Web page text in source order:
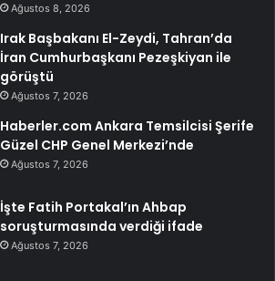
Ağustos 8, 2026
Irak Başbakanı El-Zeydi, Tahran’da
İran Cumhurbaşkanı Pezeşkiyan ile
görüştü
Ağustos 7, 2026
Haberler.com Ankara Temsilcisi Şerife
Güzel CHP Genel Merkezi’nde
Ağustos 7, 2026
İşte Fatih Portakal’ın Ahbap
soruşturmasında verdiği ifade
Ağustos 7, 2026